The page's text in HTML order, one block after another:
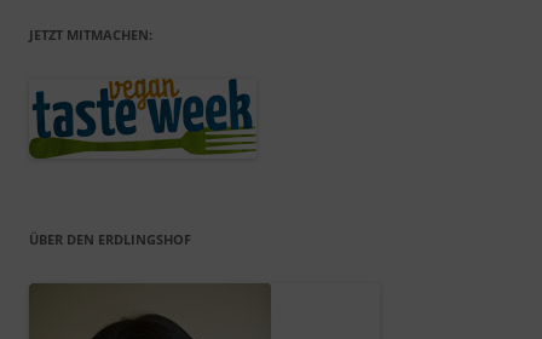
JETZT MITMACHEN:
ÜBER DEN ERDLINGSHOF